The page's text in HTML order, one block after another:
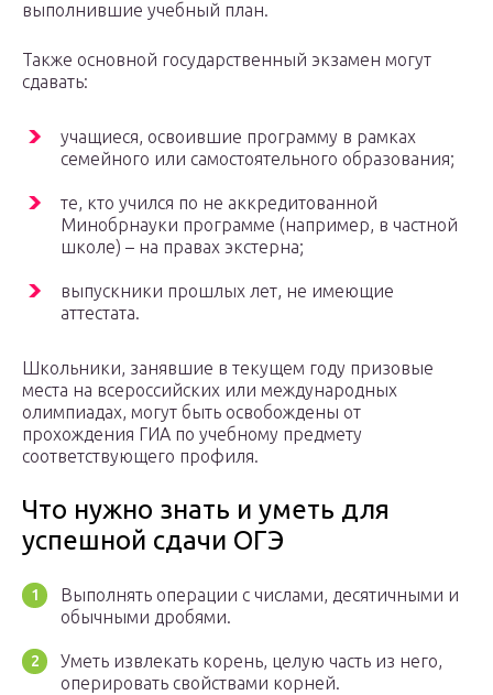
выполнившие учебный план.
Также основной государственный экзамен могут
сдавать:
учащиеся, освоившие программу в рамках
семейного или самостоятельного образования;
те, кто учился по не аккредитованной
Минобрнауки программе (например, в частной
школе) – на правах экстерна;
выпускники прошлых лет, не имеющие
аттестата.
Школьники, занявшие в текущем году призовые
места на всероссийских или международных
олимпиадах, могут быть освобождены от
прохождения ГИА по учебному предмету
соответствующего профиля.
Что нужно знать и уметь для
успешной сдачи ОГЭ
Выполнять операции с числами, десятичными и
обычными дробями.
Уметь извлекать корень, целую часть из него,
оперировать свойствами корней.